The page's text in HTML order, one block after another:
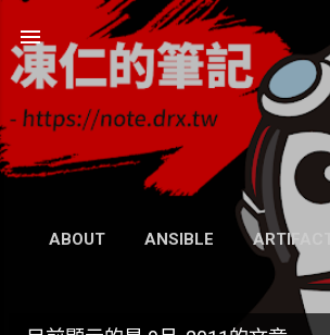
跳到主要內容
凍仁的筆記
- https://note.drx.tw
網頁
ABOUT ANSIBLE ARTIFACT
WIKI